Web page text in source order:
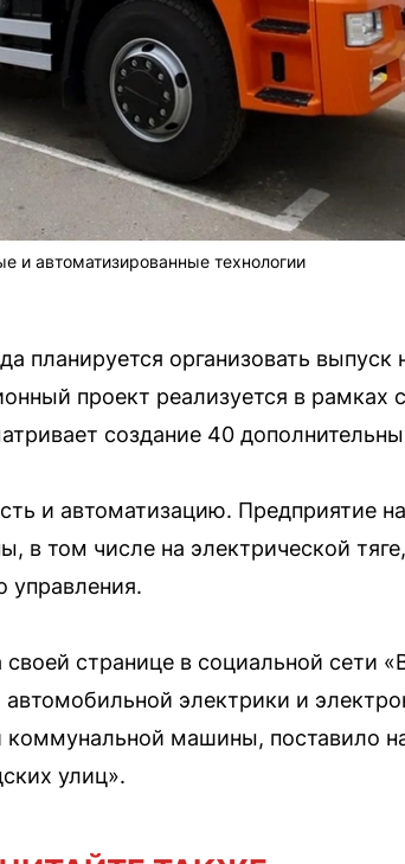
и автоматизированные технологии
планируется организовать
проект реализуется в рамках
создание 40
и автоматизацию. Предприятие
том числе на электрической
управления.
странице в социальной сети
электрики и
коммунальной машины, поставило
улиц».